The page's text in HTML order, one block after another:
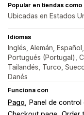
Popular en tiendas como
Ubicadas en Estados
Idiomas
Inglés, Alemán,
Portugués (Portugal),
Tailandés, Turco,
Danés
Funciona con
Pago Panel de